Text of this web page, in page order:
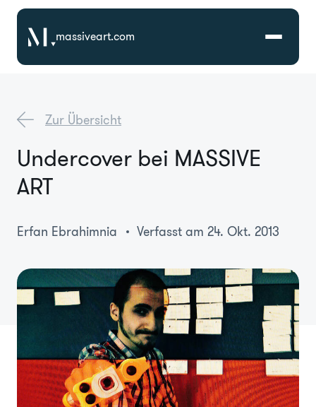
massiveart.com
Referenzen
Branchen
Karriere
Über Uns
Zur Übersicht
Undercover bei MASSIVE
ART
Erfan Ebrahimnia Verfasst am 24. Okt. 2013